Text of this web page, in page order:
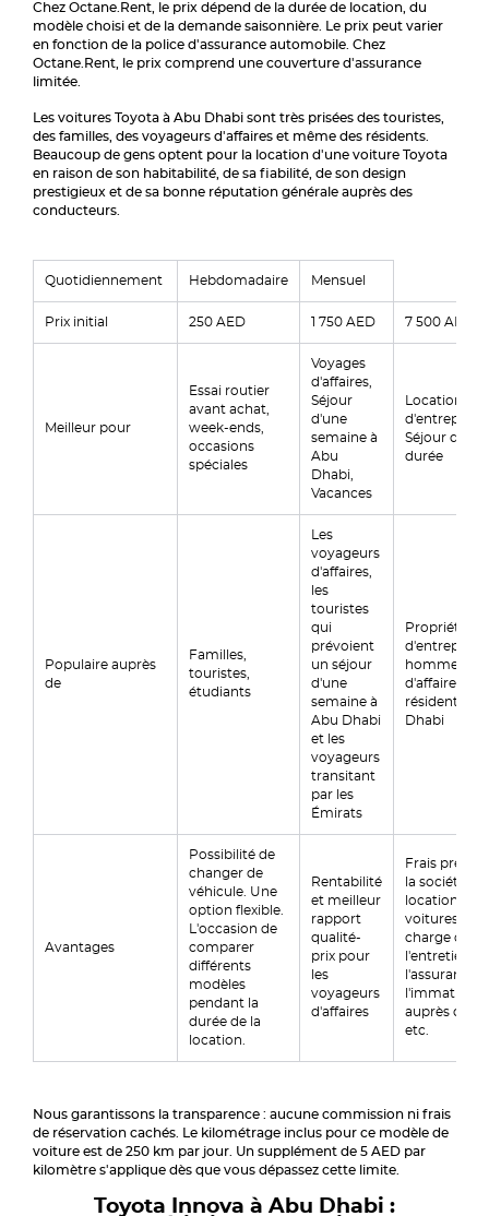
Chez Octane.Rent, le prix dépend de la durée de location, du
modèle choisi et de la demande saisonnière. Le prix peut varier
en fonction de la police d'assurance automobile. Chez
Octane.Rent, le prix comprend une couverture d'assurance
limitée.
Les voitures Toyota à Abu Dhabi sont très prisées des touristes,
des familles, des voyageurs d'affaires et même des résidents.
Beaucoup de gens optent pour la location d'une voiture Toyota
en raison de son habitabilité, de sa fiabilité, de son design
prestigieux et de sa bonne réputation générale auprès des
conducteurs.
Quotidiennement Hebdomadaire Mensuel
Prix initial 250 AED 1 750 AED 7 500 AED
Meilleur pour
Essai routier
avant achat,
week-ends,
occasions
spéciales
Voyages
d'affaires,
Séjour
d'une
semaine à
Abu
Dhabi,
Vacances
Location
d'entreprise,
Séjour de
durée
Populaire auprès
de
Familles,
touristes,
étudiants
Les
voyageurs
d'affaires,
les
touristes
qui
prévoient
un séjour
d'une
semaine à
Abu Dhabi
et les
voyageurs
transitant
par les
Émirats
Propriétaires
hommes
d'affaires et
résidents
Dhabi
Avantages
Possibilité de
changer de
véhicule. Une
option flexible.
L'occasion de
comparer
différents
modèles
pendant la
durée de la
location.
Rentabilité
et meilleur
rapport
qualité-
prix pour
les
voyageurs
d'affaires
Frais
la société de
location de
voitures se
charge de
l'entretien,
l'assurance,
auprès de la
etc.
Nous garantissons la transparence : aucune commission ni frais
de réservation cachés. Le kilométrage inclus pour ce modèle de
voiture est de 250 km par jour. Un supplément de 5 AED par
kilomètre s'applique dès que vous dépassez cette limite.
Toyota Innova à Abu Dhabi :